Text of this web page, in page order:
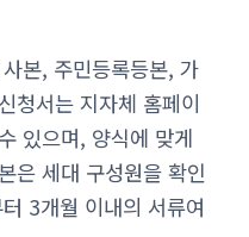
본, 주민등록등본, 가
청서는 지자체 홈페이
있으며, 양식에 맞게
은 세대 구성원을 확인
3개월 이내의 서류여